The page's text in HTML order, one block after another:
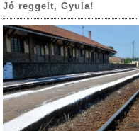
Jó reggelt, Gyula!